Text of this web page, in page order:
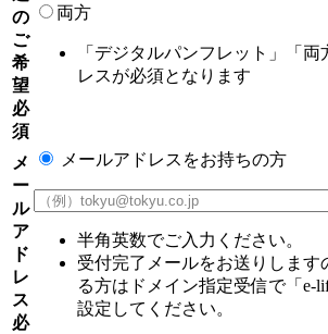
の
ご
希
望
必
須
両方
「デジタルパンフレット」「
レスが必須となります
メ
ー
ル
ア
ド
レ
ス
必
メールアドレスをお持ちの方
半角英数でご入力ください。
受付完了メールをお送りしま
る方はドメイン指定受信で「e-
設定してください。